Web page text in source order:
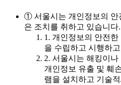
① 서울시는 개인정보의 안
은 조치를 취하고 있습니다.
1. 개인정보의 안전
을 수립하고 시행하
2. 서울시는 해킹이
개인정보 유출 및 훼
램을 설치하고 기술